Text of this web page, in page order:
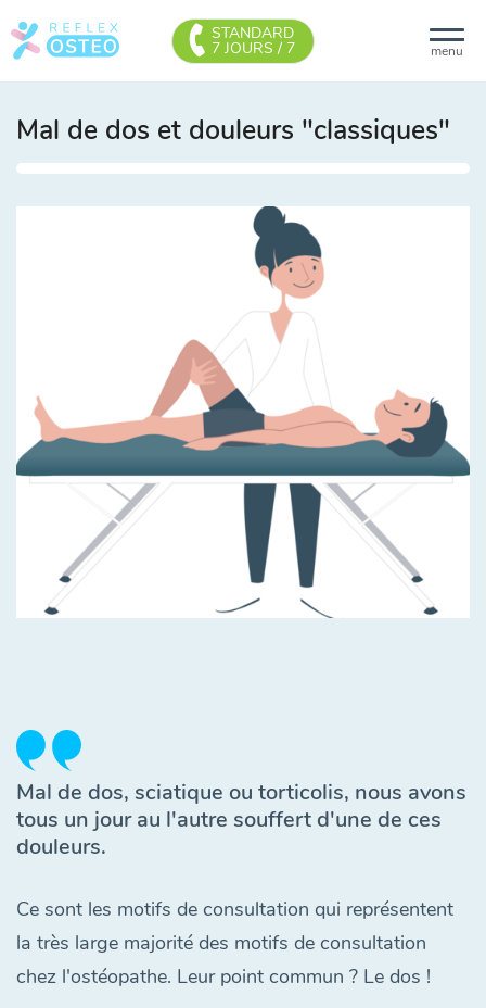
menu
STANDARD
7 JOURS / 7
Mal de dos et douleurs "classiques"
Mal de dos, sciatique ou torticolis, nous avons
tous un jour au l'autre souffert d'une de ces
douleurs.
Ce sont les motifs de consultation qui représentent
la très large majorité des motifs de consultation
chez l'ostéopathe. Leur point commun ? Le dos !